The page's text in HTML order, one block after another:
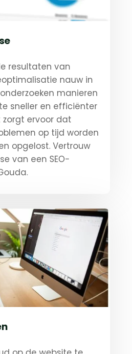
resultaten van
nauw in
manieren
sneller en efficiënter
zorgt ervoor dat
op tijd worden
opgelost. Vertrouw
van een SEO-